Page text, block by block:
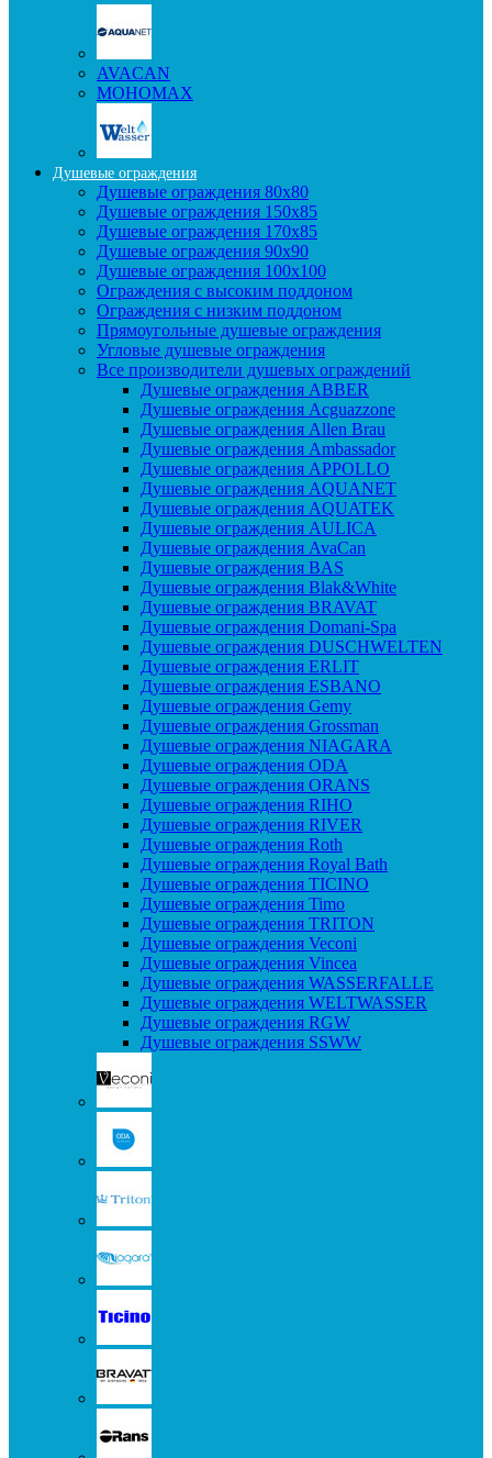
AVACAN
МОНОМАХ
Душевые ограждения
Душевые ограждения 80x80
Душевые ограждения 150x85
Душевые ограждения 170x85
Душевые ограждения 90x90
Душевые ограждения 100x100
Ограждения с высоким поддоном
Ограждения с низким поддоном
Прямоугольные душевые ограждения
Угловые душевые ограждения
Все производители душевых ограждений
Душевые ограждения ABBER
Душевые ограждения Acguazzone
Душевые ограждения Allen Brau
Душевые ограждения Ambassador
Душевые ограждения APPOLLO
Душевые ограждения AQUANET
Душевые ограждения AQUATEK
Душевые ограждения AULICA
Душевые ограждения AvaCan
Душевые ограждения BAS
Душевые ограждения Blak&White
Душевые ограждения BRAVAT
Душевые ограждения Domani-Spa
Душевые ограждения DUSCHWELTEN
Душевые ограждения ERLIT
Душевые ограждения ESBANO
Душевые ограждения Gemy
Душевые ограждения Grossman
Душевые ограждения NIAGARA
Душевые ограждения ODA
Душевые ограждения ORANS
Душевые ограждения RIHO
Душевые ограждения RIVER
Душевые ограждения Roth
Душевые ограждения Royal Bath
Душевые ограждения TICINO
Душевые ограждения Timo
Душевые ограждения TRITON
Душевые ограждения Veconi
Душевые ограждения Vincea
Душевые ограждения WASSERFALLE
Душевые ограждения WELTWASSER
Душевые ограждения RGW
Душевые ограждения SSWW